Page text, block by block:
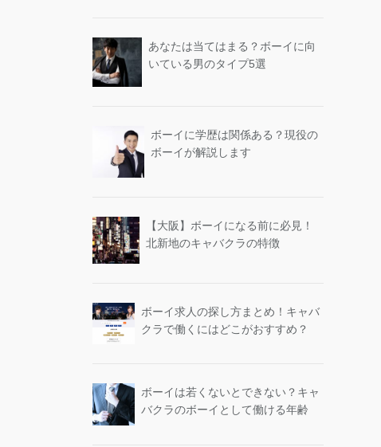
あなたは当てはまる？ボーイに向
いている男のタイプ5選
ボーイに学歴は関係ある？現役の
ボーイが解説します
【大阪】ボーイになる前に必見！
北新地のキャバクラの特徴
ボーイ求人の探し方まとめ！キャバ
クラで働くにはどこがおすすめ？
ボーイは若くないとできない？キャ
バクラのボーイとして働ける年齢